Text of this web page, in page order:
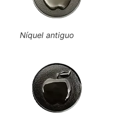
Níquel antiguo